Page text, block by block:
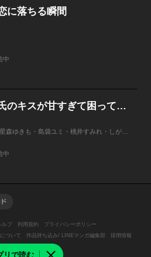
リで読む
に落ちる瞬間
中
兄系彼氏のキスが甘すぎて困ってます
中
ルプ 利用規約
プライバシーポリシー
ついて 作品持ち込み/ LINEマンガ編集部
採用情報